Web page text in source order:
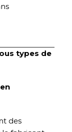
types de
des